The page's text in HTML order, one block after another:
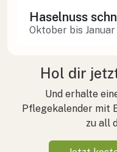
Haselnuss
Oktober bis Januar
Hol dir
Und erhalte
Pflegekalender mit
zu all